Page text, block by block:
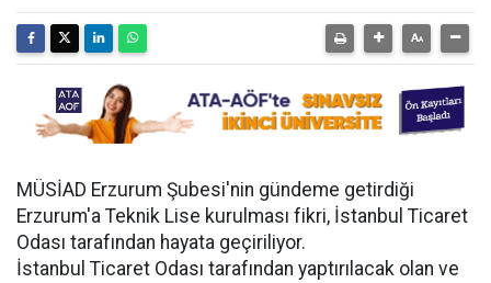
MÜSİAD Erzurum Şubesi'nin gündeme getirdiği
Erzurum'a Teknik Lise kurulması fikri, İstanbul Ticaret
Odası tarafından hayata geçiriliyor.
İstanbul Ticaret Odası tarafından yaptırılacak olan ve